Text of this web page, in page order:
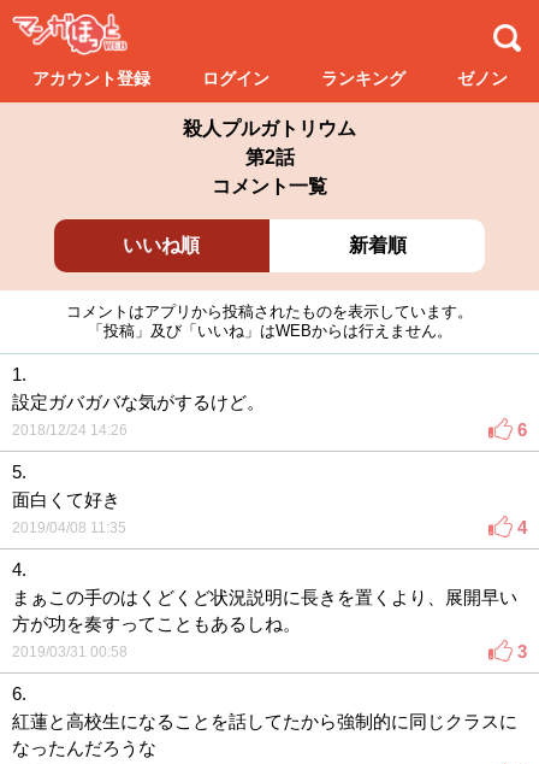
アカウント登録 ログイン ランキング ゼノン
殺人プルガトリウム
第2話
コメント一覧
いいね順 新着順
コメントはアプリから投稿されたものを表示しています。
「投稿」及び「いいね」はWEBからは行えません。
1.
設定ガバガバな気がするけど。
2018/12/24 14:26 6
5.
面白くて好き
2019/04/08 11:35 4
4.
まぁこの手のはくどくど状況説明に長きを置くより、展開早い
方が功を奏すってこともあるしね。
2019/03/31 00:58 3
6.
紅蓮と高校生になることを話してたから強制的に同じクラスに
なったんだろうな